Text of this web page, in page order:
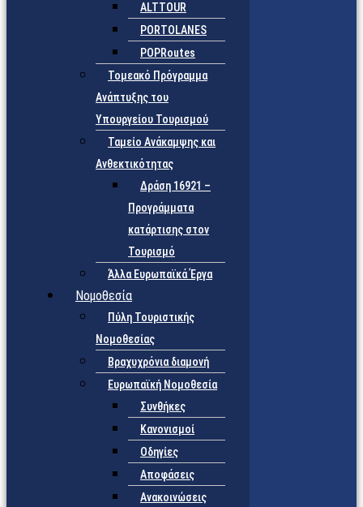
ALTTOUR
PORTOLANES
POPRoutes
Τομεακό Πρόγραμμα
Ανάπτυξης του
Υπουργείου Τουρισμού
Ταμείο Ανάκαμψης και
Ανθεκτικότητας
Δράση 16921 –
Προγράμματα
κατάρτισης στον
Τουρισμό
Άλλα Ευρωπαϊκά Έργα
Νομοθεσία
Πύλη Τουριστικής
Νομοθεσίας
Βραχυχρόνια διαμονή
Ευρωπαϊκή Νομοθεσία
Συνθήκες
Κανονισμοί
Οδηγίες
Αποφάσεις
Ανακοινώσεις